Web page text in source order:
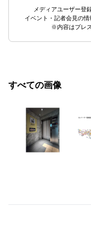
メディアユーザー登
イベント・記者会見の情
※内容はプレ
すべての画像